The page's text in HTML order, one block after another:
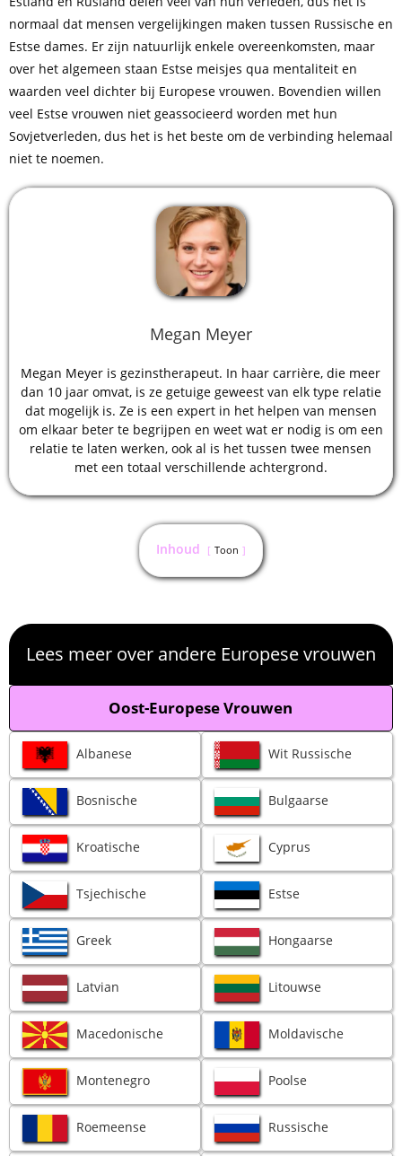
normaal dat mensen vergelijkingen maken tussen Russische en
Estse dames. Er zijn natuurlijk enkele overeenkomsten, maar
over het algemeen staan Estse meisjes qua mentaliteit en
waarden veel dichter bij Europese vrouwen. Bovendien willen
veel Estse vrouwen niet geassocieerd worden met hun
Sovjetverleden, dus het is het beste om de verbinding helemaal
niet te noemen.
Megan Meyer
Megan Meyer is gezinstherapeut. In haar carrière, die meer
dan 10 jaar omvat, is ze getuige geweest van elk type relatie
dat mogelijk is. Ze is een expert in het helpen van mensen
om elkaar beter te begrijpen en weet wat er nodig is om een
​​relatie te laten werken, ook al is het tussen twee mensen
met een totaal verschillende achtergrond.
Inhoud Toon
Lees meer over andere Europese vrouwen
Oost-Europese Vrouwen
Albanese Wit Russische
Bosnische Bulgaarse
Kroatische Cyprus
Tsjechische Estse
Greek Hongaarse
Latvian Litouwse
Macedonische Moldavische
Montenegro Poolse
Roemeense Russische